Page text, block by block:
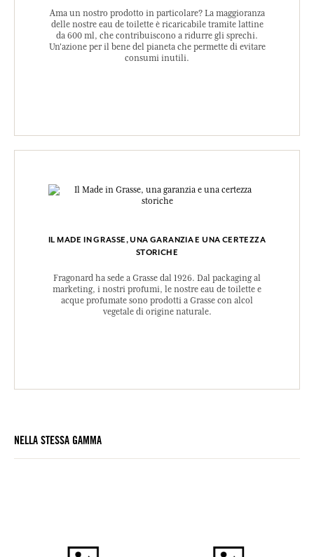
Ama un nostro prodotto in particolare? La maggioranza
delle nostre eau de toilette è ricaricabile tramite lattine
da 600 ml, che contribuiscono a ridurre gli sprechi.
Un'azione per il bene del pianeta che permette di evitare
consumi inutili.
IL MADE IN GRASSE, UNA GARANZIA E UNA CERTEZZA
STORICHE
Fragonard ha sede a Grasse dal 1926. Dal packaging al
marketing, i nostri profumi, le nostre eau de toilette e
acque profumate sono prodotti a Grasse con alcol
vegetale di origine naturale.
NELLA STESSA GAMMA